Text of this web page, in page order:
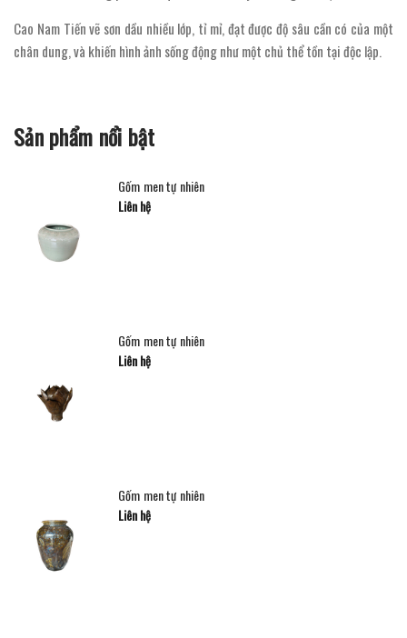
Cao Nam Tiến vẽ sơn dầu nhiều lớp, tỉ mỉ, đạt được độ sâu cần có của một
chân dung, và khiến hình ảnh sống động như một chủ thể tồn tại độc lập.
Sản phẩm nổi bật
Gốm men tự nhiên
Liên hệ
Gốm men tự nhiên
Liên hệ
Gốm men tự nhiên
Liên hệ